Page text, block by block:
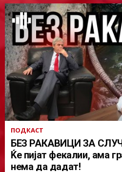
ПОДКАСТ
БЕЗ РАКАВИЦИ ЗА
Ќе пијат фекалии, ама
нема да дадат!